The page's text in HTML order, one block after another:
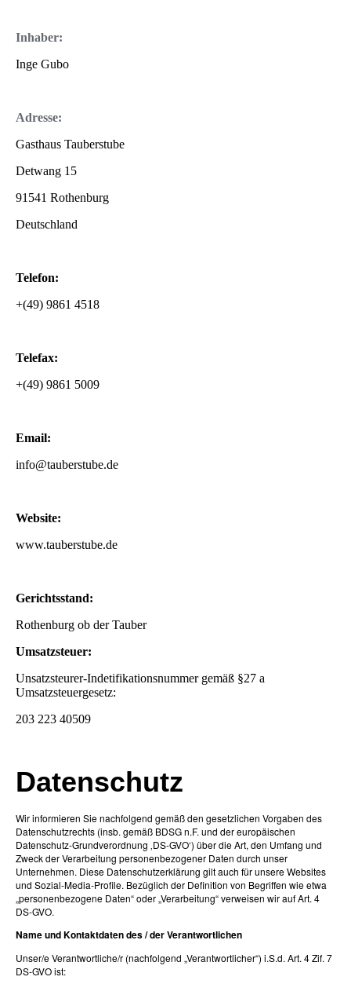
Inhaber:
Inge Gubo
Adresse:
Gasthaus Tauberstube
Detwang 15
91541 Rothenburg
Deutschland
Telefon:
+(49) 9861 4518
Telefax:
+(49) 9861 5009
Email:
info@tauberstube.de
Website:
www.tauberstube.de
Gerichtsstand:
Rothenburg ob der Tauber
Umsatzsteuer:
Unsatzsteurer-Indetifikationsnummer gemäß §27 a
Umsatzsteuergesetz:
203 223 40509
Datenschutz
Wir informieren Sie nachfolgend gemäß den gesetzlichen Vorgaben des
Datenschutzrechts (insb. gemäß BDSG n.F. und der europäischen
Datenschutz-Grundverordnung ‚DS-GVO‘) über die Art, den Umfang und
Zweck der Verarbeitung personenbezogener Daten durch unser
Unternehmen. Diese Datenschutzerklärung gilt auch für unsere Websites
und Sozial-Media-Profile. Bezüglich der Definition von Begriffen wie etwa
„personenbezogene Daten“ oder „Verarbeitung“ verweisen wir auf Art. 4
DS-GVO.
Name und Kontaktdaten des / der Verantwortlichen
Unser/e Verantwortliche/r (nachfolgend „Verantwortlicher“) i.S.d. Art. 4 Zif. 7
DS-GVO ist: